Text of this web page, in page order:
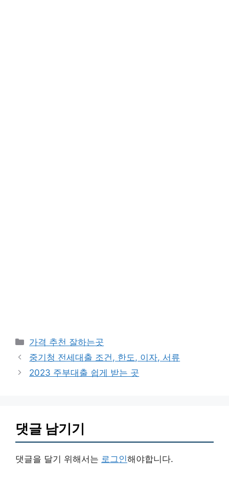
카
테
리
가격 추천 잘하는곳
중기청 전세대출 조건, 한도, 이자, 서류
2023 주부대출 쉽게 받는 곳
댓글 남기기
댓글을 달기 위해서는 로그인해야합니다.